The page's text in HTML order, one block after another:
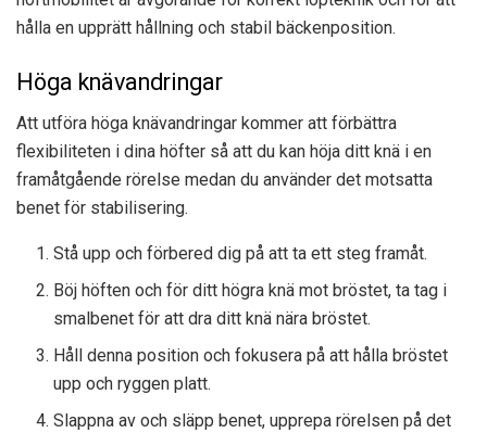
hålla en upprätt hållning och stabil bäckenposition.
Höga knävandringar
Att utföra höga knävandringar kommer att förbättra
flexibiliteten i dina höfter så att du kan höja ditt knä i en
framåtgående rörelse medan du använder det motsatta
benet för stabilisering.
Stå upp och förbered dig på att ta ett steg framåt.
Böj höften och för ditt högra knä mot bröstet, ta tag i
smalbenet för att dra ditt knä nära bröstet.
Håll denna position och fokusera på att hålla bröstet
upp och ryggen platt.
Slappna av och släpp benet, upprepa rörelsen på det